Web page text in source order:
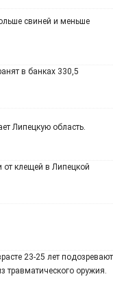
свиней и меньше
в банках 330,5
Липецкую область.
от клещей в Липецкой
23-25 лет подозревают
травматического оружия.